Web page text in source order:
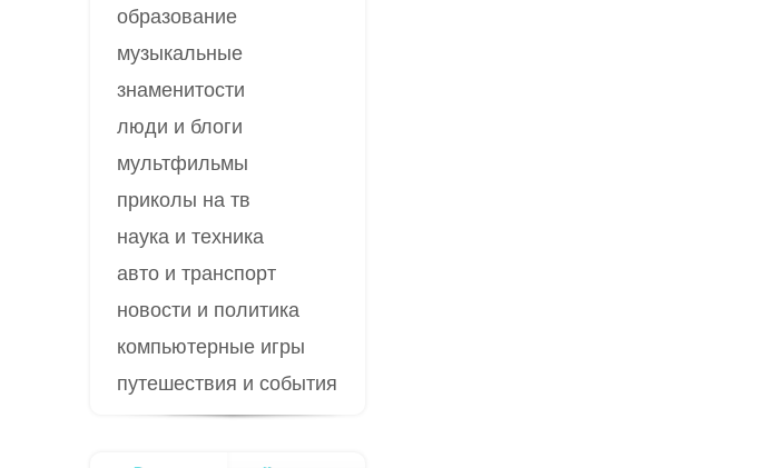
образование
музыкальные
знаменитости
люди и блоги
мультфильмы
приколы на тв
наука и техника
авто и транспорт
новости и политика
компьютерные игры
путешествия и события